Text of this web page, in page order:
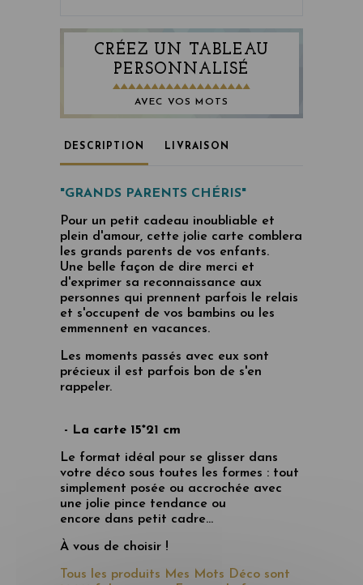
CRÉEZ UN TABLEAU
PERSONNALISÉ
AVEC VOS MOTS
DESCRIPTION LIVRAISON
"GRANDS PARENTS CHÉRIS"
Pour un petit cadeau inoubliable et
plein d'amour, cette jolie carte comblera
les grands parents de vos enfants.
Une belle façon de dire merci et
d'exprimer sa reconnaissance aux
personnes qui prennent parfois le relais
et s'occupent de vos bambins ou les
emmennent en vacances.
Les moments passés avec eux sont
précieux il est parfois bon de s'en
rappeler.
- La carte 15*21 cm
Le format idéal pour se glisser dans
votre déco sous toutes les formes : tout
simplement posée ou accrochée avec
une jolie pince tendance ou
encore dans petit cadre...
À vous de choisir !
Tous les produits Mes Mots Déco sont